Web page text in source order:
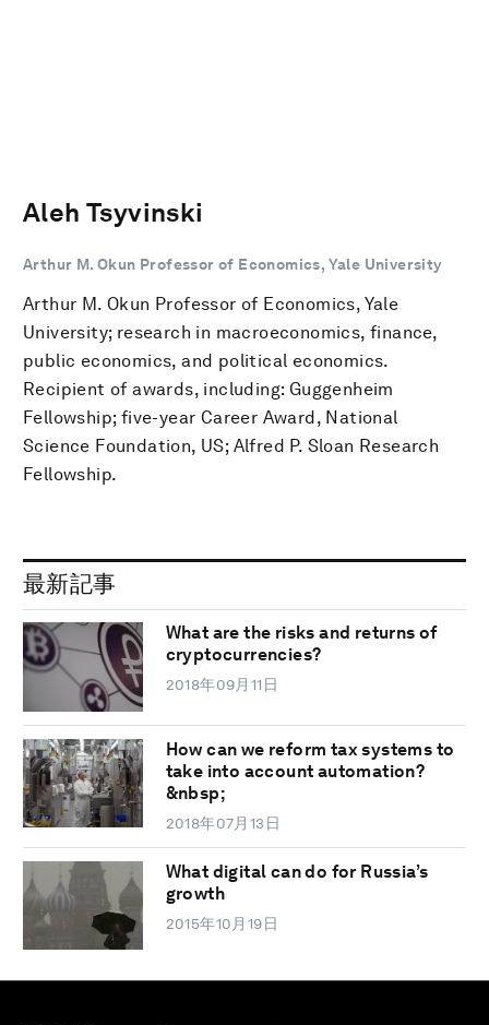
Aleh Tsyvinski
Arthur M. Okun Professor of Economics, Yale University
Arthur M. Okun Professor of Economics, Yale
University; research in macroeconomics, finance,
public economics, and political economics.
Recipient of awards, including: Guggenheim
Fellowship; five-year Career Award, National
Science Foundation, US; Alfred P. Sloan Research
Fellowship.
最新記事
What are the risks and returns of
cryptocurrencies?
2018年09月11日
How can we reform tax systems to
take into account automation?
&nbsp;
2018年07月13日
What digital can do for Russia’s
growth
2015年10月19日